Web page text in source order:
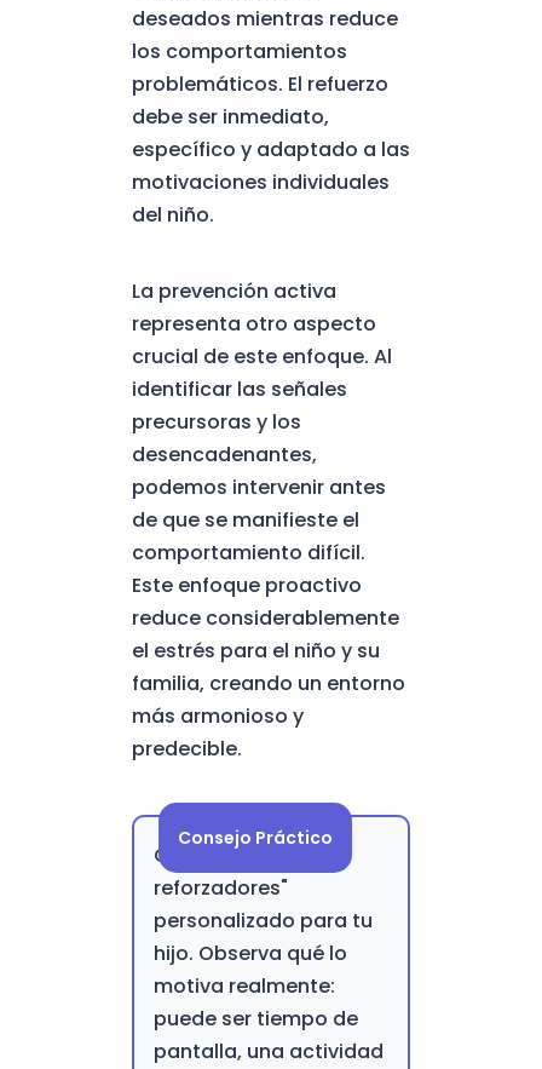
deseados mientras reduce
los comportamientos
problemáticos. El refuerzo
debe ser inmediato,
específico y adaptado a las
motivaciones individuales
del niño.
La prevención activa
representa otro aspecto
crucial de este enfoque. Al
identificar las señales
precursoras y los
desencadenantes,
podemos intervenir antes
de que se manifieste el
comportamiento difícil.
Este enfoque proactivo
reduce considerablemente
el estrés para el niño y su
familia, creando un entorno
más armonioso y
predecible.
Consejo Práctico
Crea un "menú de
reforzadores"
personalizado para tu
hijo. Observa qué lo
motiva realmente:
puede ser tiempo de
pantalla, una actividad